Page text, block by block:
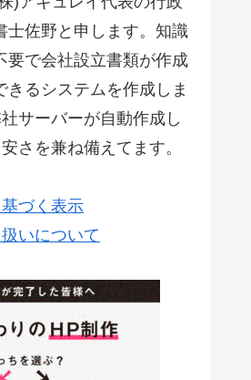
士佐野と申します。知識
要で会社設立書類が作成
きるシステムを作成しま
サーバーが自動作成し
さを兼ね備えてます。
づく表示
いについて